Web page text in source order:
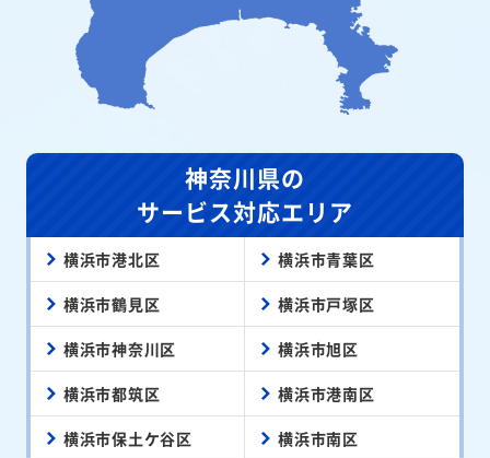
神奈川県の
サービス対応エリア
横浜市港北区 横浜市青葉区
横浜市鶴見区 横浜市戸塚区
横浜市神奈川区 横浜市旭区
横浜市都筑区 横浜市港南区
横浜市保土ケ谷区 横浜市南区